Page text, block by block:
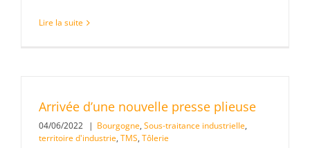
Lire la suite
Arrivée d’une nouvelle presse plieuse
04/06/2022 | Bourgogne, Sous-traitance industrielle,
territoire d'industrie, TMS, Tôlerie